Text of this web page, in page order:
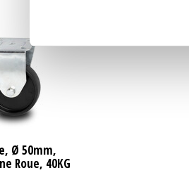
Ø 50mm,
Roue, 40KG